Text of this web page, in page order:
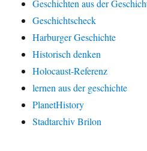
Geschichten aus der
Geschichtscheck
Harburger Geschichte
Historisch denken
Holocaust-Referenz
lernen aus der geschichte
PlanetHistory
Stadtarchiv Brilon